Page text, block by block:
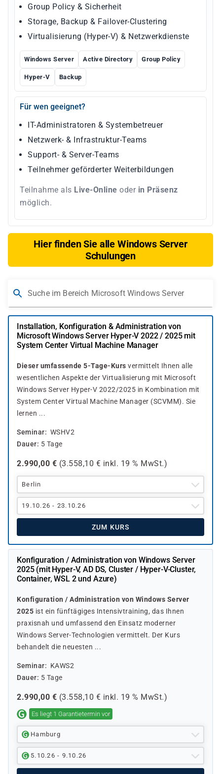
Group Policy & Sicherheit
Storage, Backup & Failover-Clustering
Virtualisierung (Hyper-V) & Netzwerkdienste
Windows Server Active Directory Group Policy
Hyper-V Backup
Für wen geeignet?
IT-Administratoren & Systembetreuer
Netzwerk- & Infrastruktur-Teams
Support- & Server-Teams
Teilnehmer geförderter Weiterbildungen
Teilnahme als Live-Online oder in Präsenz
möglich.
Hier finden Sie alle Windows Server
Schulungen
Suche im Bereich Microsoft Windows Server
Installation, Konfiguration & Administration von
Microsoft Windows Server Hyper-V 2022 / 2025 mit
System Center Virtual Machine Manager
Dieser umfassende 5-Tage-Kurs vermittelt Ihnen alle
wesentlichen Aspekte der Virtualisierung mit Microsoft
Windows Server Hyper-V 2022/2025 in Kombination mit
System Center Virtual Machine Manager (SCVMM). Sie
lernen ...
Seminar
WSHV2
Dauer
5 Tage
2.990,00 € (3.558,10 € inkl. 19 % MwSt.)
Berlin
19.10.26 - 23.10.26
ZUM KURS
Konfiguration / Administration von Windows Server
2025 (mit Hyper-V, AD DS, Cluster / Hyper-V-Cluster,
Container, WSL 2 und Azure)
Konfiguration / Administration von Windows Server
2025 ist ein fünftägiges Intensivtraining, das Ihnen
praxisnah und umfassend den Einsatz moderner
Windows Server-Technologien vermittelt. Der Kurs
behandelt die neuesten ...
Seminar
KAWS2
Dauer
5 Tage
2.990,00 € (3.558,10 € inkl. 19 % MwSt.)
Es liegt 1 Garantietermin vor
Hamburg
5.10.26 - 9.10.26